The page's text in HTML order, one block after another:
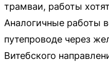
трамваи, работы
Аналогичные работы
путепроводе через
Витебского